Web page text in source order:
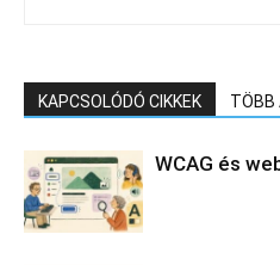
KAPCSOLÓDÓ CIKKEK TÖBB
WCAG és